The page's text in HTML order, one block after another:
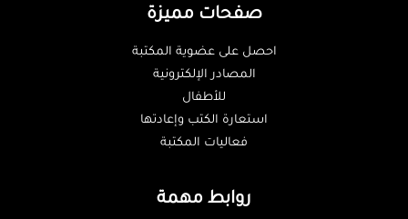
صفحات مميزة
احصل على عضوية المكتبة
المصادر الإلكترونية
للأطفال
استعارة الكتب وإعادتها
فعاليات المكتبة
روابط مهمة